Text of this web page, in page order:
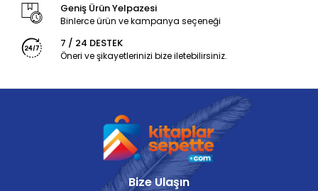
Geniş Ürün Yelpazesi
Binlerce ürün ve kampanya seçeneği
7 / 24 DESTEK
Öneri ve şikayetlerinizi bize iletebilirsiniz.
Bize Ulaşın